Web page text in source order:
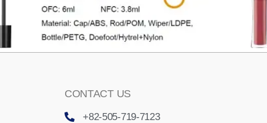
CONTACT US
+82-505-719-7123